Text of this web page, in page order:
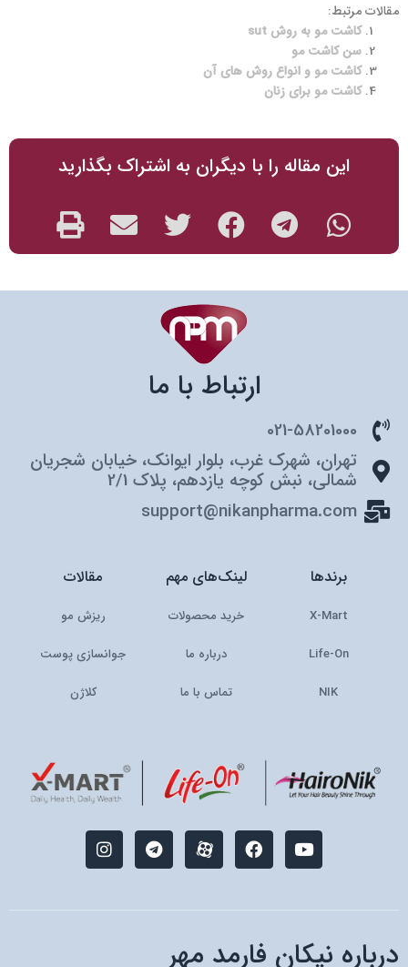
مقالات مرتبط:
کاشت مو به روش sut
سن کاشت مو
کاشت مو و انواع روش های آن
کاشت مو برای زنان
این مقاله را با دیگران به اشتراک بگذارید
ارتباط با ما
021-58201000
تهران، شهرک غرب، بلوار ایوانک، خیابان شجریان
شمالی، نبش کوچه یازدهم، پلاک 2/1
support@nikanpharma.com
برندها
X-Mart
Life-On
NIK
لینک‌های مهم
خرید محصولات
درباره ما
تماس با ما
مقالات
ریزش مو
جوانسازی پوست
کلاژن
Y
o
u
e
F
a
c
o
k
M
-
i
a
T
e
l
I
n
s
درباره نیکان فارمد مهر